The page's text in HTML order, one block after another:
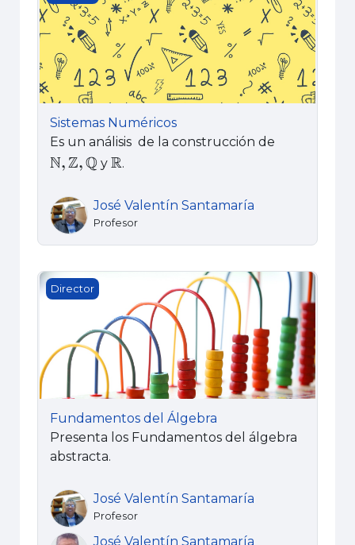
Sistemas Numéricos
Es un análisis de la construcción de
ℕ,ℤ,ℚ y ℝ.
José Valentín Santamaría
Profesor
Fundamentos del Álgebra
Director
Fundamentos del Álgebra
Presenta los Fundamentos del álgebra
abstracta.
José Valentín Santamaría
Profesor
José Valentín Santamaría